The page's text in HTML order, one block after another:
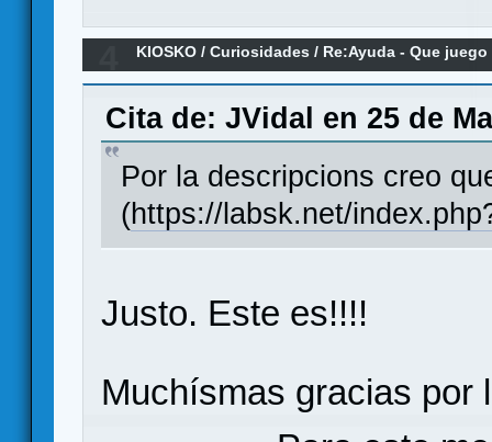
KIOSKO /Curiosidades / Re:Ayuda - Que juego
Cita de: JVidal en 25 de
Por la descripcions creo
(https://labsk.net/
Justo. Este es!!!!
Muchísmas gracias